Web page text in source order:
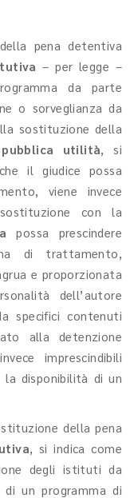
pena detentiva
– per legge –
da parte
o sorveglianza da
sostituzione della
utilità, si
il giudice possa
viene invece
con la
possa prescindere
di trattamento,
e proporzionata
dell’autore
specifici contenuti
alla detenzione
imprescindibili
la disponibilità di un
della pena
, si indica come
degli istituti da
un programma di